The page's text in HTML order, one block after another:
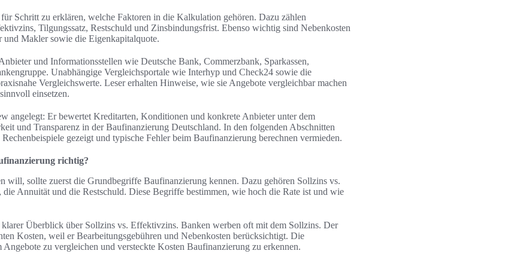
Schritt zu erklären, welche Faktoren in die Kalkulation gehören. Dazu zählen
Tilgungssatz, Restschuld und Zinsbindungsfrist. Ebenso wichtig sind Nebenkosten
und Makler sowie die Eigenkapitalquote.
und Informationsstellen wie Deutsche Bank, Commerzbank, Sparkassen,
Unabhängige Vergleichsportale wie Interhyp und Check24 sowie die
Vergleichswerte. Leser erhalten Hinweise, wie sie Angebote vergleichbar machen
einsetzen.
angelegt: Er bewertet Kreditarten, Konditionen und konkrete Anbieter unter dem
und Transparenz in der Baufinanzierung Deutschland. In den folgenden Abschnitten
gezeigt und typische Fehler beim Baufinanzierung berechnen vermieden.
richtig?
will, sollte zuerst die Grundbegriffe Baufinanzierung kennen. Dazu gehören Sollzins vs.
Annuität und die Restschuld. Diese Begriffe bestimmen, wie hoch die Rate ist und wie
Überblick über Sollzins vs. Effektivzins. Banken werben oft mit dem Sollzins. Der
Kosten, weil er Bearbeitungsgebühren und Nebenkosten berücksichtigt. Die
zu vergleichen und versteckte Kosten Baufinanzierung zu erkennen.